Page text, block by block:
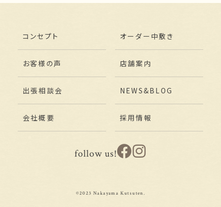
コンセプト オーダー中敷き
お客様の声 店舗案内
出張相談会 NEWS&BLOG
会社概要 採用情報
follow us!
©2023 Nakayama Kutsuten.